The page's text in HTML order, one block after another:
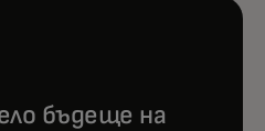
бъдеще на